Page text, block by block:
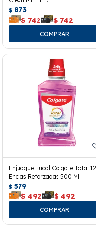
$ 873
$ 742 $ 742
Enjuague Bucal Colgate Total 12
Encias Reforzadas 500 Ml.
$ 579
$ 492 $ 492